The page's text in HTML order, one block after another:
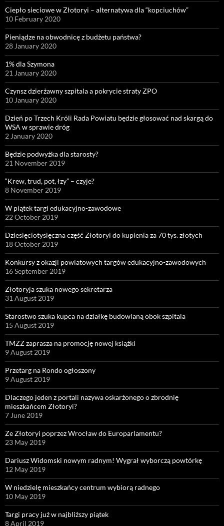
Ciepło sieciowe w Złotoryi – alternatywa dla “kopciuchów”
10 February 2020
Pieniądze na obwodnicę z budżetu państwa?
28 January 2020
1% dla Szymona
21 January 2020
Czynsz dzierżawny szpitala a pokrycie straty ZPO
10 January 2020
Dzień po Trzech Króli Rada Powiatu będzie głosować nad skargą do
WSA w sprawie dróg
2 January 2020
Będzie podwyżka dla starosty?
21 November 2019
“Krew, trud, pot, łzy” – czyje?
8 November 2019
W piątek targi edukacyjno-zawodowe
22 October 2019
Dziesięciotysięczna część Złotoryi do kupienia za 70 tys. złotych
18 October 2019
Konkursy z okazji powiatowych targów edukacyjno-zawodowych
16 September 2019
Złotoryja szuka nowego sekretarza
31 August 2019
Starostwo szuka kupca na działkę budowlaną obok szpitala
15 August 2019
TMZZ zaprasza na promocję nowej książki
9 August 2019
Przetarg na Rondo ogłoszony
9 August 2019
Dlaczego jeden z portali nazywa oskarżonego o zbrodnię
mieszkańcem Złotoryi?
7 June 2019
Ze Złotoryi poprzez Wrocław do Europarlamentu?
23 May 2019
Dariusz Widomski nowym radnym! Wygrał wyborczą powtórkę
12 May 2019
W niedzielę mieszkańcy centrum wybiorą radnego
10 May 2019
Targi pracy już w najbliższy piątek
8 April 2019